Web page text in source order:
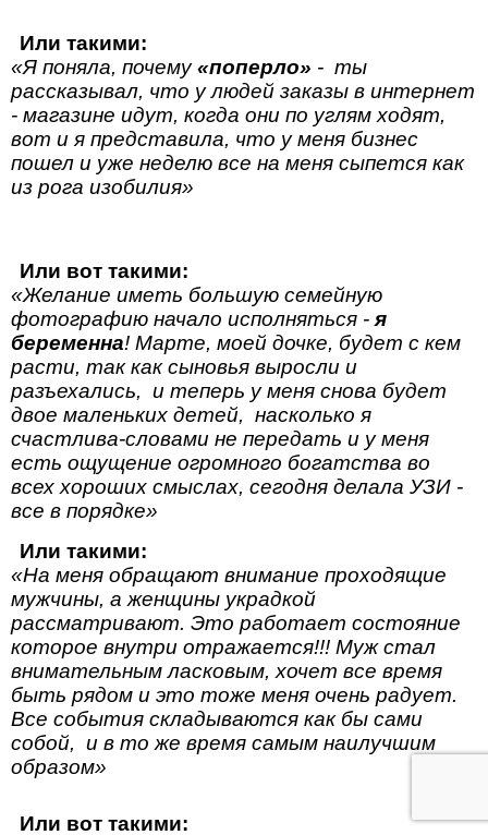
Или такими:
«Я поняла, почему«поперло» - ты
рассказывал, что у людей заказы в интернет
- магазине идут, когда они по углям ходят,
вот и я представила, что у меня бизнес
пошел и уже неделю все на меня сыпется как
из рога изобилия»
Или вот такими:
«Желание иметь большую семейную
фотографию начало исполняться -я
беременна! Марте, моей дочке, будет с кем
расти, так как сыновья выросли и
разъехались, и теперь у меня снова будет
двое маленьких детей, насколько я
счастлива-словами не передать и у меня
есть ощущение огромного богатства во
всех хороших смыслах, сегодня делала УЗИ -
все в порядке»
Или такими:
«На меня обращают внимание проходящие
мужчины, а женщины украдкой
рассматривают. Это работает состояние
которое внутри отражается!!! Муж стал
внимательным ласковым, хочет все время
быть рядом и это тоже меня очень радует.
Все события складываются как бы сами
собой, и в то же время самым наилучшим
образом»
Или вот такими: